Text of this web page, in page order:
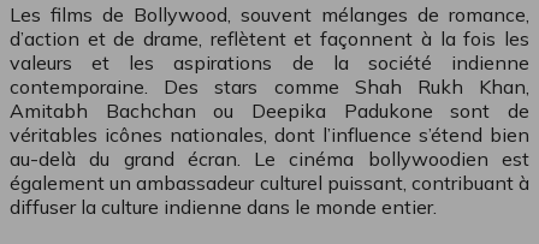
Les films de Bollywood, souvent mélanges de romance,
d’action et de drame, reflètent et façonnent à la fois les
valeurs et les aspirations de la société indienne
contemporaine. Des stars comme Shah Rukh Khan,
Amitabh Bachchan ou Deepika Padukone sont de
véritables icônes nationales, dont l’influence s’étend bien
au-delà du grand écran. Le cinéma bollywoodien est
également un ambassadeur culturel puissant, contribuant à
diffuser la culture indienne dans le monde entier.